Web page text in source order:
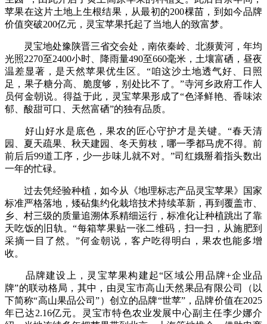
苹果在这片土地上生根结果，从最初的200棵苗，到如今品牌
价值突破200亿元，灵宝苹果托起了当地人的致富梦。
灵宝地处豫陕晋三省交会处，南依秦岭、北濒黄河，年均
光照2270至2400小时、降雨量490至660毫米，土壤富硒，昼夜
温差显著，是天然苹果优生区。“咱这沙土地透气好、日照
足，果子糖分高、脆度够，别处比不了。”寺河乡政府工作人
员何金朝说。得益于此，灵宝苹果形成了“色泽鲜艳、香味浓
郁、酸甜可口、天然富硒”的独有品质。
好山好水是底色，果农的匠心守护才是关键。“春天清
园、夏天疏果、秋天建园、冬天剪枝，哪一季都马虎不得。前
前后后99道工序，少一步味儿就不对。”司红娥掰着指头数出
一年的忙碌。
过去凭经验种植，如今从《地理标志产品灵宝苹果》国家
标准严格落地，矮砧集约化栽培技术持续革新，再到覆盖市、
乡、村三级的质量追溯体系精细运行，标准化让种植跳出了靠
天吃饭的旧轨。“每箱苹果贴一张二维码，扫一扫，从施肥到
采摘一目了然。”何金朝说，客户吃得明白，果农也能多增
收。
品牌建设上，灵宝苹果构建起“区域公用品牌+企业品
牌”的联动格局，其中，由灵宝市高山天然果品有限公司（以
下简称“高山果品公司”）创立的品牌“世苹”，品牌价值在2025
年已达2.16亿元。灵宝市特色农业发展中心副主任李少娜介